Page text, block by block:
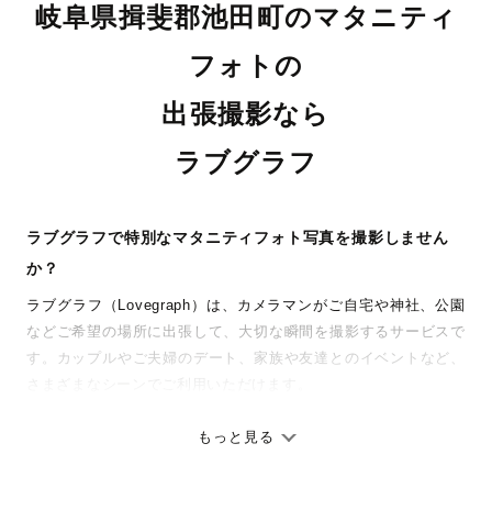
岐阜県揖斐郡池田町のマタニティ
フォトの
出張撮影なら
ラブグラフ
ラブグラフで特別なマタニティフォト写真を撮影しません
か？
ラブグラフ（Lovegraph）は、カメラマンがご自宅や神社、公園
などご希望の場所に出張して、大切な瞬間を撮影するサービスで
す。カップルやご夫婦のデート、家族や友達とのイベントなど、
ありのままの空気感を大切に、何十年経っても見返したくなるよ
もっと見る